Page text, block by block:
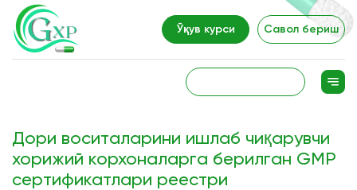
Ўқув курси Савол бериш
Дори воситаларини ишлаб чиқарувчи
хорижий корхоналарга берилган GMP
сертификатлари реестри